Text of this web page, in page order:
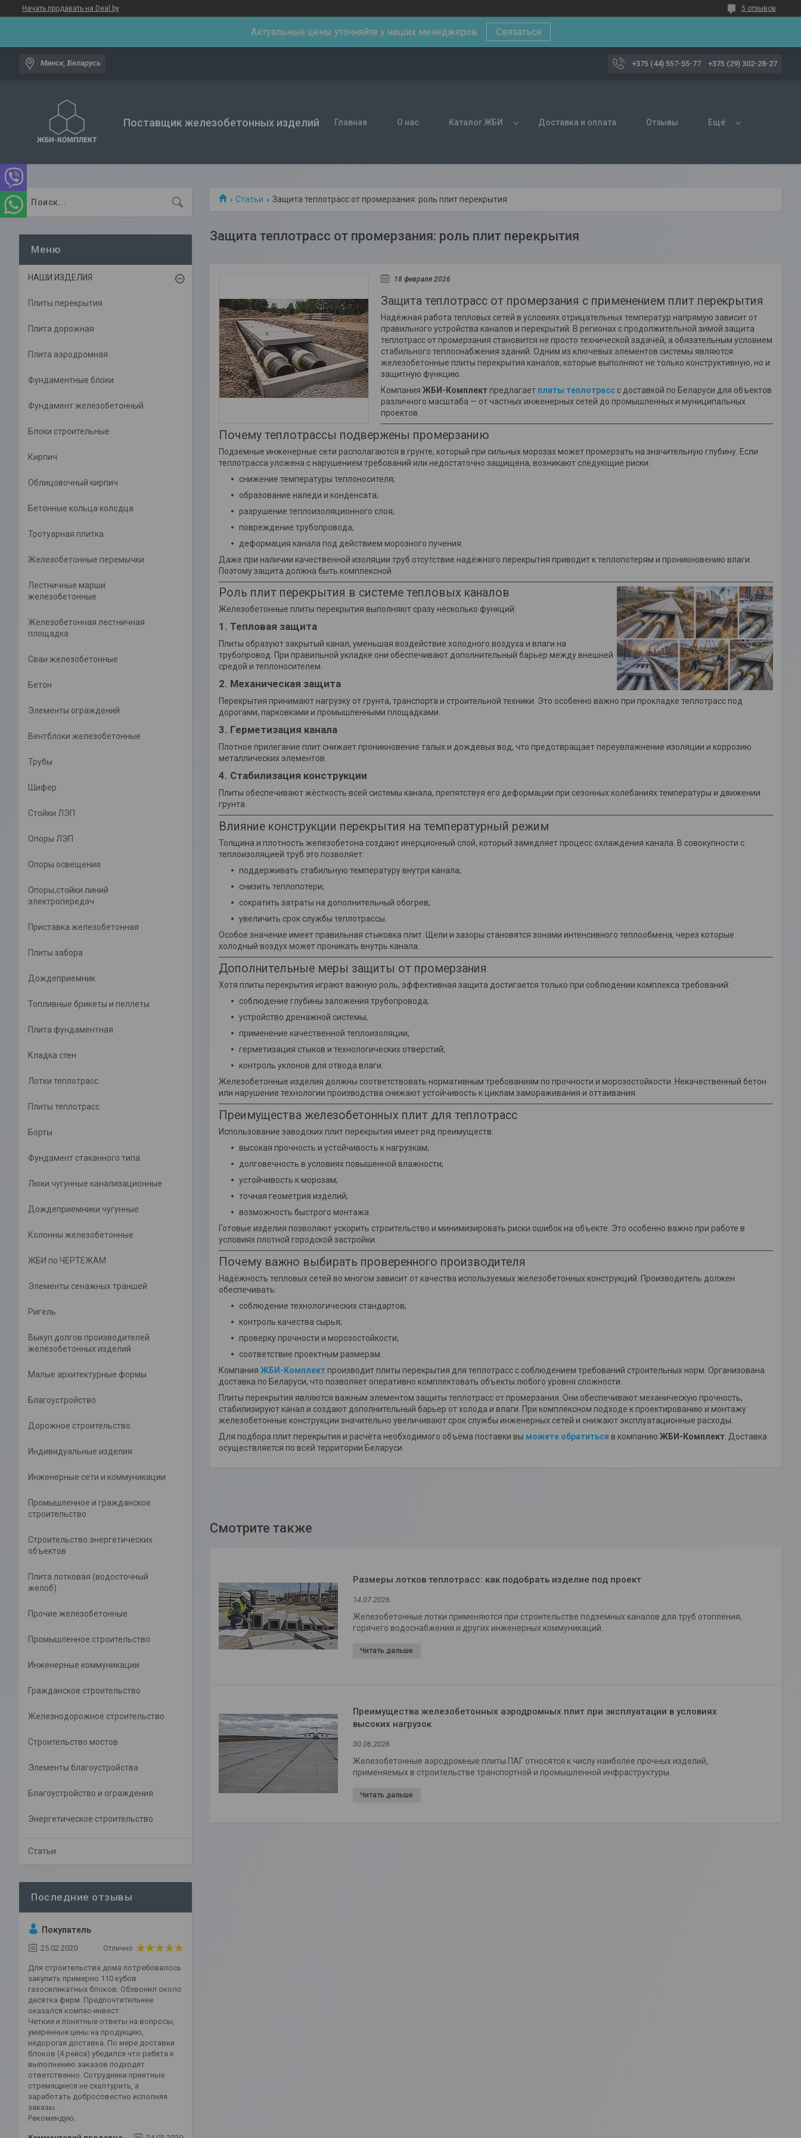
Начать продавать на Deal.by 5 отзывов
Актуальные цены уточняйте у наших менеджеров Связаться
Минск, Беларусь +375 (44) 557-55-77 +375 (29) 302-28-27
Поставщик железобетонных изделий Главная О нас Каталог ЖБИ Доставка и оплата Отзывы Ещё
Статьи Защита теплотрасс от промерзания: роль плит перекрытия
Защита теплотрасс от промерзания: роль плит перекрытия
18 февраля 2026
Защита теплотрасс от промерзания с применением плит перекрытия
Надёжная работа тепловых сетей в условиях отрицательных температур напрямую зависит от
правильного устройства каналов и перекрытий. В регионах с продолжительной зимой защита
теплотрасс от промерзания становится не просто технической задачей, а обязательным условием
стабильного теплоснабжения зданий. Одним из ключевых элементов системы являются
железобетонные плиты перекрытия каналов, которые выполняют не только конструктивную, но и
защитную функцию.
Компания ЖБИ-Комплект предлагает плиты теплотрасс с доставкой по Беларуси для объектов
различного масштаба — от частных инженерных сетей до промышленных и муниципальных
проектов.
Почему теплотрассы подвержены промерзанию
Подземные инженерные сети располагаются в грунте, который при сильных морозах может промерзать на значительную глубину. Если
теплотрасса уложена с нарушением требований или недостаточно защищена, возникают следующие риски:
снижение температуры теплоносителя;
образование наледи и конденсата;
разрушение теплоизоляционного слоя;
повреждение трубопровода;
деформация канала под действием морозного пучения.
Даже при наличии качественной изоляции труб отсутствие надёжного перекрытия приводит к теплопотерям и проникновению влаги.
Поэтому защита должна быть комплексной.
Роль плит перекрытия в системе тепловых каналов
Железобетонные плиты перекрытия выполняют сразу несколько функций:
1. Тепловая защита
Плиты образуют закрытый канал, уменьшая воздействие холодного воздуха и влаги на
трубопровод. При правильной укладке они обеспечивают дополнительный барьер между внешней
средой и теплоносителем.
2. Механическая защита
Перекрытия принимают нагрузку от грунта, транспорта и строительной техники. Это особенно важно при прокладке теплотрасс под
дорогами, парковками и промышленными площадками.
3. Герметизация канала
Плотное прилегание плит снижает проникновение талых и дождевых вод, что предотвращает переувлажнение изоляции и коррозию
металлических элементов.
4. Стабилизация конструкции
Плиты обеспечивают жёсткость всей системы канала, препятствуя его деформации при сезонных колебаниях температуры и движении
грунта.
Влияние конструкции перекрытия на температурный режим
Толщина и плотность железобетона создают инерционный слой, который замедляет процесс охлаждения канала. В совокупности с
теплоизоляцией труб это позволяет:
поддерживать стабильную температуру внутри канала;
снизить теплопотери;
сократить затраты на дополнительный обогрев;
увеличить срок службы теплотрассы.
Особое значение имеет правильная стыковка плит. Щели и зазоры становятся зонами интенсивного теплообмена, через которые
холодный воздух может проникать внутрь канала.
Дополнительные меры защиты от промерзания
Хотя плиты перекрытия играют важную роль, эффективная защита достигается только при соблюдении комплекса требований:
соблюдение глубины заложения трубопровода;
устройство дренажной системы;
применение качественной теплоизоляции;
герметизация стыков и технологических отверстий;
контроль уклонов для отвода влаги.
Железобетонные изделия должны соответствовать нормативным требованиям по прочности и морозостойкости. Некачественный бетон
или нарушение технологии производства снижают устойчивость к циклам замораживания и оттаивания.
Преимущества железобетонных плит для теплотрасс
Использование заводских плит перекрытия имеет ряд преимуществ:
высокая прочность и устойчивость к нагрузкам;
долговечность в условиях повышенной влажности;
устойчивость к морозам;
точная геометрия изделий;
возможность быстрого монтажа.
Готовые изделия позволяют ускорить строительство и минимизировать риски ошибок на объекте. Это особенно важно при работе в
условиях плотной городской застройки.
Почему важно выбирать проверенного производителя
Надёжность тепловых сетей во многом зависит от качества используемых железобетонных конструкций. Производитель должен
обеспечивать:
соблюдение технологических стандартов;
контроль качества сырья;
проверку прочности и морозостойкости;
соответствие проектным размерам.
Компания ЖБИ-Комплект производит плиты перекрытия для теплотрасс с соблюдением требований строительных норм. Организована
доставка по Беларуси, что позволяет оперативно комплектовать объекты любого уровня сложности.
Плиты перекрытия являются важным элементом защиты теплотрасс от промерзания. Они обеспечивают механическую прочность,
стабилизируют канал и создают дополнительный барьер от холода и влаги. При комплексном подходе к проектированию и монтажу
железобетонные конструкции значительно увеличивают срок службы инженерных сетей и снижают эксплуатационные расходы.
Для подбора плит перекрытия и расчёта необходимого объёма поставки вы можете обратиться в компанию ЖБИ-Комплект . Доставка
осуществляется по всей территории Беларуси.
Размеры лотков теплотрасс: как подобрать изделие под проект
14.07.2026
Железобетонные лотки применяются при строительстве подземных каналов для труб отопления,
горячего водоснабжения и других инженерных коммуникаций.
Преимущества железобетонных аэродромных плит при эксплуатации в условиях
высоких нагрузок
30.06.2026
Железобетонные аэродромные плиты ПАГ относятся к числу наиболее прочных изделий,
применяемых в строительстве транспортной и промышленной инфраструктуры.
НАШИ ИЗДЕЛИЯ
Плиты перекрытия
Плита дорожная
Плита аэродромная
Фундаментные блоки
Фундамент железобетонный
Блоки строительные
Кирпич
Облицовочный кирпич
Бетонные кольца колодца
Тротуарная плитка
Железобетонные перемычки
Лестничные марши
железобетонные
Железобетонная лестничная
площадка
Сваи железобетонные
Бетон
Элементы ограждений
Вентблоки железобетонные
Трубы
Шифер
Стойки ЛЭП
Опоры ЛЭП
Опоры освещения
Опоры,стойки линий
электропередач
Приставка железобетонная
Плиты забора
Дождеприемник
Топливные брикеты и пеллеты
Плита фундаментная
Кладка стен
Лотки теплотрасс
Плиты теплотрасс
Борты
Фундамент стаканного типа
Люки чугунные канализационные
Дождеприемники чугунные
Колонны железобетонные
ЖБИ по ЧЕРТЕЖАМ
Элементы сенажных траншей
Ригель
Выкуп долгов производителей
железобетонных изделий
Малые архитектурные формы
Благоустройство
Дорожное строительство
Индивидуальные изделия
Инженерные сети и коммуникации
Промышленное и гражданское
строительство
Строительство энергетических
объектов
Плита лотковая (водосточный
желоб)
Прочие железобетонные
Промышленное строительство
Инженерные коммуникации
Гражданское строительство
Железнодорожное строительство
Строительство мостов
Элементы благоустройства
Благоустройство и ограждения
Энергетическое строительство
Статьи
Покупатель
25.02.2020 Отлично
Для строительства дома потребовалось
закупить примерно 110 кубов
газосиликатных блоков. Обзвонил около
десятка фирм. Предпочтительнее
оказался компас-инвест.
Четкие и понятные ответы на вопросы,
умеренные цены на продукцию,
недорогая доставка. По мере доставки
блоков (4 рейса) убедился что ребята к
выполнению заказов подходят
ответственно. Сотрудники приятные
стремящиеся не схалтурить, а
заработать добросовестно исполняя
заказы.
Рекомендую.